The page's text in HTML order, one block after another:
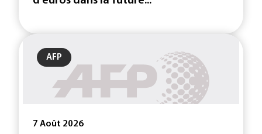
AFP
7 Août 2026